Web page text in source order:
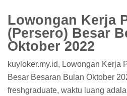
Lowongan Kerja
(Persero) Besar
Oktober 2022
kuyloker.my.id, Lowongan Kerja
Besar Besaran Bulan Oktober
freshgraduate, waktu luang